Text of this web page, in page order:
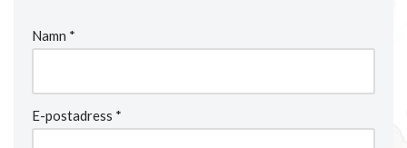
Namn *
E-postadress *